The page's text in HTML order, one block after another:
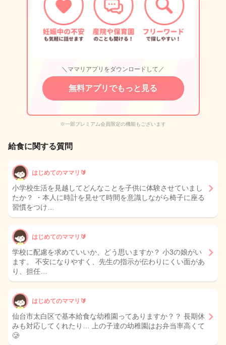
＼ママリアプリをダウンロードして／
無料アプリでもっと見る
※一部プレミアム会員限定の機能もございます
給食に関する質問
はじめてのママリ🔰
小学校生活を見越してどんなことを子供に体験させていまし
たか？ ・本人に時計を見せて時間を意識しながら椅子に座る
習慣をつけ…
はじめてのママリ🔰
学校に配慮を求めていいか、どう思いますか？ 小3の娘がい
ます。 不安になりやすく、先生の指示が伝わりにくい面があ
り、担任…
はじめてのママリ🔰
仙台市太白区で基本給食な幼稚園ってありますか？？ 長期休
みも対応してくれたり… 上の子達の幼稚園はお弁当率高くて
🥲